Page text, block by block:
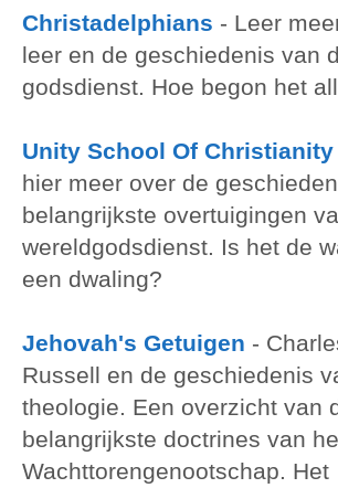
Christadelphians - Leer
leer en de geschiedenis van
godsdienst. Hoe begon het
Unity School Of Christianity
hier meer over de
belangrijkste overtuigingen
wereldgodsdienst. Is het de
een dwaling?
Jehovah's Getuigen -
Russell en de geschiedenis
theologie. Een overzicht van
belangrijkste doctrines van
Wachttorengenootschap. Het